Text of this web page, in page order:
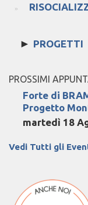
► PROGETTI
PROSSIMI
Forte di
Progetto
martedì 18
Vedi Tutti gli